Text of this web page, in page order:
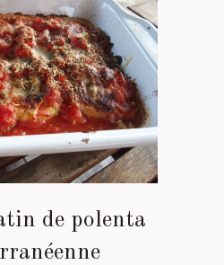
de polenta